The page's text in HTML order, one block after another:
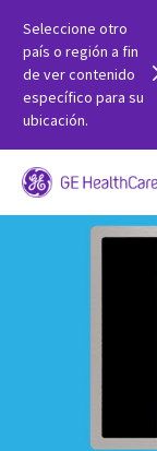
Seleccione otro
país o región a fin
de ver contenido
específico para su
ubicación.